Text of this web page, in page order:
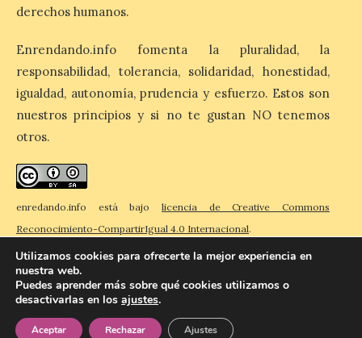
pregonero de las Fiestas
sábado 8 de agosto a las 21,00 horas en el
teatro municipal de La Bañeza. El
comunicador astorgano Arturo Martínez
Matilla, […]
Artesana de Astorga
arranca con una gran
acogida del público
8 Ago 2026
La inauguración contó
con la presencia del
alcalde de Astorga, José
Luis Nieto, que se acercó
hasta la feria acompañado
derechos humanos.
Enrendando.info fomenta la pluralidad, la
responsabilidad, tolerancia, solidaridad, honestidad,
igualdad, autonomía, prudencia y esfuerzo. Estos son
nuestros principios y si no te gustan NO tenemos
otros.
enredando.info está bajo licencia de Creative Commons
Reconocimiento-CompartirIgual 4.0 Internacional.
© 2026 Enredando Política de privacidad
Utilizamos cookies para ofrecerte la mejor experiencia en
nuestra web.
Puedes aprender más sobre qué cookies utilizamos o
desactivarlas en los ajustes.
Aceptar Rechazar Ajustes